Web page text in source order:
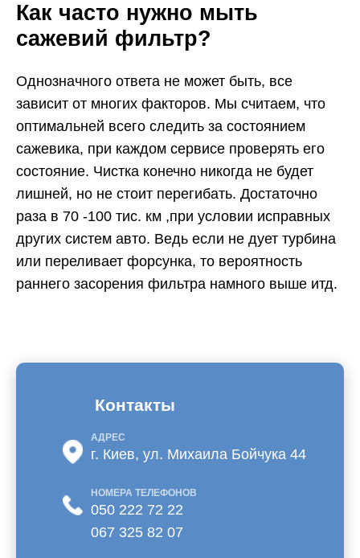
Как часто нужно мыть
сажевий фильтр?
Однозначного ответа не может быть, все
зависит от многих факторов. Мы считаем, что
оптимальней всего следить за состоянием
сажевика, при каждом сервисе проверять его
состояние. Чистка конечно никогда не будет
лишней, но не стоит перегибать. Достаточно
раза в 70 -100 тис. км ,при условии исправных
других систем авто. Ведь если не дует турбина
или переливает форсунка, то вероятность
раннего засорения фильтра намного выше итд.
Контакты
АДРЕС
г. Киев, ул. Михаила Бойчука 44
НОМЕРА ТЕЛЕФОНОВ
050 222 72 22
067 325 82 07